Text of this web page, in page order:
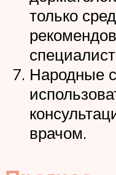
только
Народные
врачом.